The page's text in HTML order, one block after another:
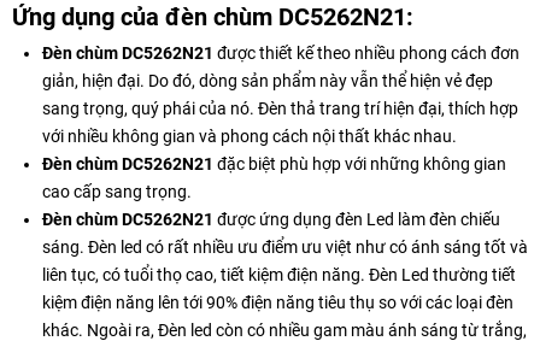
Ứng dụng của đèn chùm DC5262N21:
Đèn chùmDC5262N21 được thiết kế theo nhiều phong cách đơn
giản, hiện đại. Do đó, dòng sản phẩm này vẫn thể hiện vẻ đẹp
sang trọng, quý phái của nó. Đèn thả trang trí hiện đại, thích hợp
với nhiều không gian và phong cách nội thất khác nhau.
Đèn chùm DC5262N21 đặc biệt phù hợp với những không gian
cao cấp sang trọng.
Đèn chùm DC5262N21 được ứng dụng đèn Led làm đèn chiếu
sáng. Đèn led có rất nhiều ưu điểm ưu việt như có ánh sáng tốt và
liên tục, có tuổi thọ cao, tiết kiệm điện năng. Đèn Led thường tiết
kiệm điện năng lên tới 90% điện năng tiêu thụ so với các loại đèn
khác. Ngoài ra, Đèn led còn có nhiều gam màu ánh sáng từ trắng,